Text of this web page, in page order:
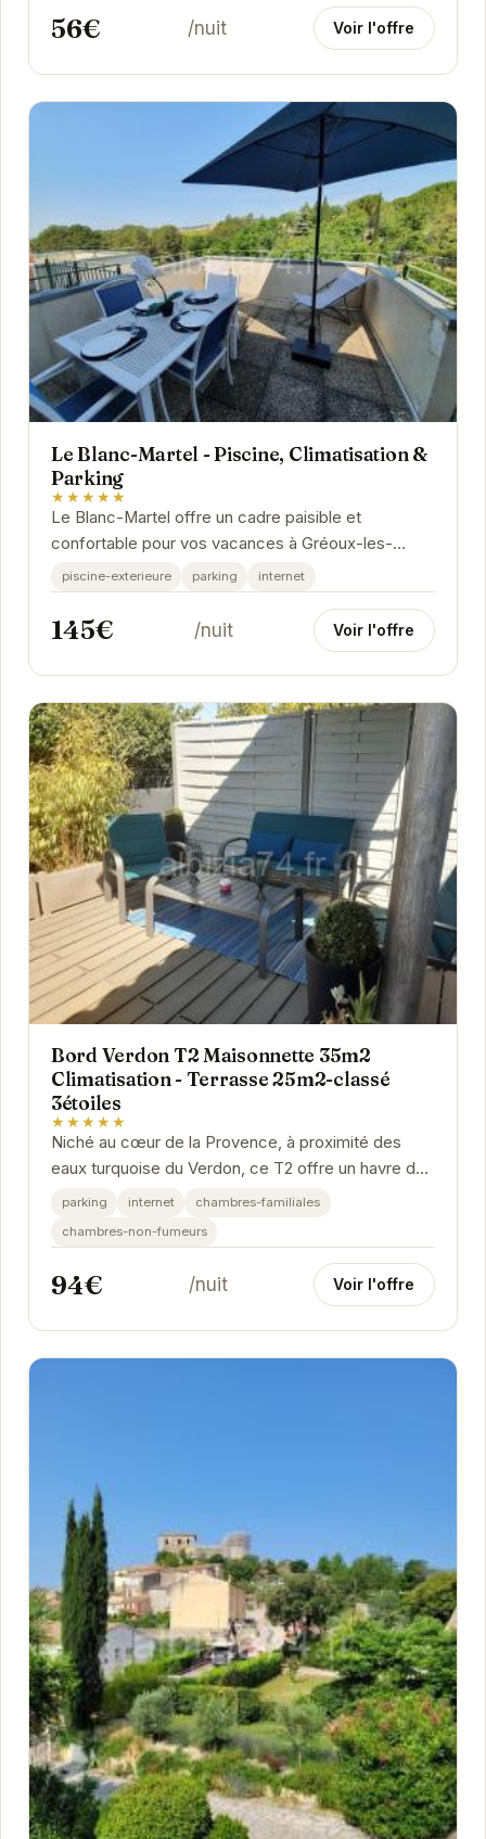
56€ /nuit Voir l'offre
Le Blanc-Martel - Piscine, Climatisation &
Parking
★★★★★
Le Blanc-Martel offre un cadre paisible et
confortable pour vos vacances à Gréoux-les-
Bains. Avec sa piscine extérieure, son parking et
sa...
piscine-exterieure parking internet
145€ /nuit Voir l'offre
Bord Verdon T2 Maisonnette 35m2
Climatisation - Terrasse 25m2-classé
3étoiles
★★★★★
Niché au cœur de la Provence, à proximité des
eaux turquoise du Verdon, ce T2 offre un havre de
paix. Son aménagement moderne et fonctionnel,...
parking internet
chambres-familiales
chambres-non-fumeurs
94€ /nuit Voir l'offre